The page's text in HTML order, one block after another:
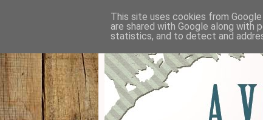
This site uses cookies from
are shared with Google along with
statistics, and to detect and